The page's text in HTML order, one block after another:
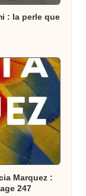
: la perle que
Marquez :
247